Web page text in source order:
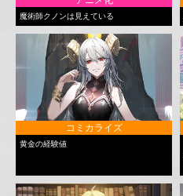
魔術師クノンは見えている
コミカライズ
黄金の経験値